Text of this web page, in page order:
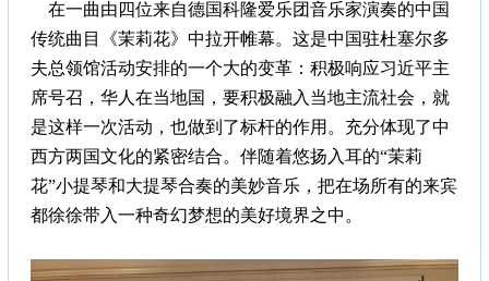
在一曲由四位来自德国科隆爱乐团音乐家演奏的中国
传统曲目《茉莉花》中拉开帷幕。这是中国驻杜塞尔多
夫总领馆活动安排的一个大的变革：积极响应习近平主
席号召，华人在当地国，要积极融入当地主流社会，就
是这样一次活动，也做到了标杆的作用。充分体现了中
西方两国文化的紧密结合。伴随着悠扬入耳的“茉莉
花”小提琴和大提琴合奏的美妙音乐，把在场所有的来宾
都徐徐带入一种奇幻梦想的美好境界之中。